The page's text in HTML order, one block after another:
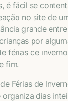
é fácil se
no site de
grande
por
férias de
fim.
Férias de
organiza dias